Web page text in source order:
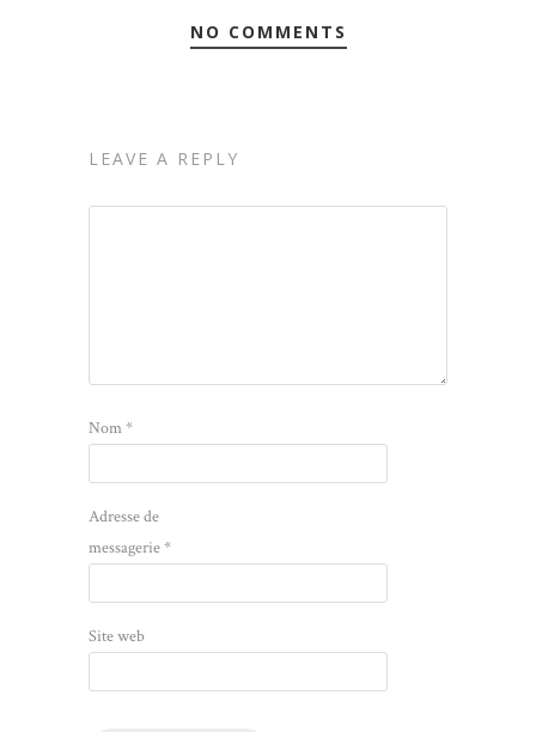
NO COMMENTS
LEAVE A REPLY
Nom*
Adresse de
messagerie*
Site web